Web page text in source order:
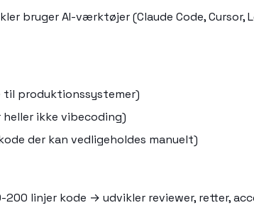
bruger AI-værktøjer (Claude Code,
til produktionssystemer)
ikke vibecoding)
der kan vedligeholdes manuelt)
linjer kode → udvikler reviewer, retter,